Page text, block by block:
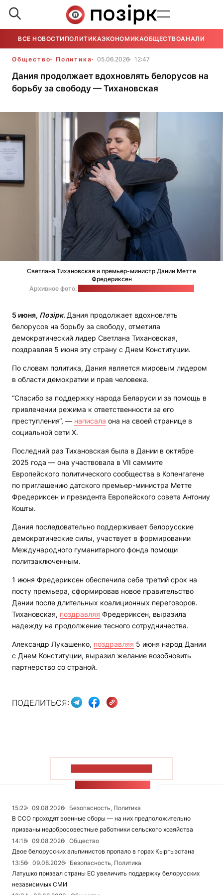
ВСЕ НОВОСТИ ПОЛИТИКАЭКОНОМИКАОБЩЕСТВОАНАЛИТИКА
Общество Политика 05.06.2026 12:47
Дания продолжает вдохновлять белорусов на
борьбу за свободу — Тихановская
Светлана Тихановская и премьер-министр Дании Метте
Фредериксен
Архивное фото:
5 июня, Позірк. Дания продолжает вдохновлять
белорусов на борьбу за свободу, отметила
демократический лидер Светлана Тихановская,
поздравляя 5 июня эту страну с Днем Конституции.
По словам политика, Дания является мировым лидером
в области демократии и прав человека.
“Спасибо за поддержку народа Беларуси и за помощь в
привлечении режима к ответственности за его
преступления“, — написала она на своей странице в
социальной сети Х.
Последний раз Тихановская была в Дании в октябре
2025 года — она участвовала в VII саммите
Европейского политического сообщества в Копенгагене
по приглашению датского премьер-министра Метте
Фредериксен и президента Европейского совета Антониу
Кошты.
Дания последовательно поддерживает белорусские
демократические силы, участвует в формировании
Международного гуманитарного фонда помощи
политзаключенным.
1 июня Фредериксен обеспечила себе третий срок на
посту премьера, сформировав новое правительство
Дании после длительных коалиционных переговоров.
Тихановская, поздравляя Фредериксен, выразила
надежду на продолжение тесного сотрудничества.
Александр Лукашенко, поздравляя 5 июня народ Дании
с Днем Конституции, выразил желание возобновить
партнерство со страной.
ПОДЕЛИТЬСЯ:
15:22 09.08.2026
Безопасность, Политика
В ССО проходят военные сборы — на них предположительно
призваны недобросовестные работники сельского хозяйства
14:18
09.08.2026
Общество
Двое белорусских альпинистов пропало в горах Кыргызстана
13:56
09.08.2026
Безопасность, Политика
Латушко призвал страны ЕС увеличить поддержку белорусских
независимых СМИ